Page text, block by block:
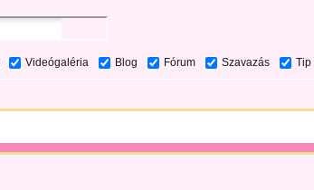
Videógaléria Blog Fórum Szavazás Tip